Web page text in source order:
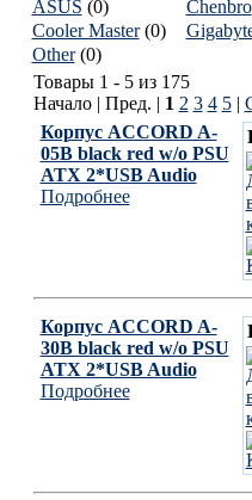
ASUS (0) Chenbro
Cooler Master(0)
Other(0)
Товары 1 - 5 из 175
Начало | Пред. | 1 2 3 4 5|
Корпус ACCORD A-
05B black red w/o PSU
ATX 2*USB Audio
Подробнее
Корпус ACCORD A-
30B black red w/o PSU
ATX 2*USB Audio
Подробнее